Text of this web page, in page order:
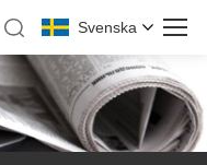
Svenska